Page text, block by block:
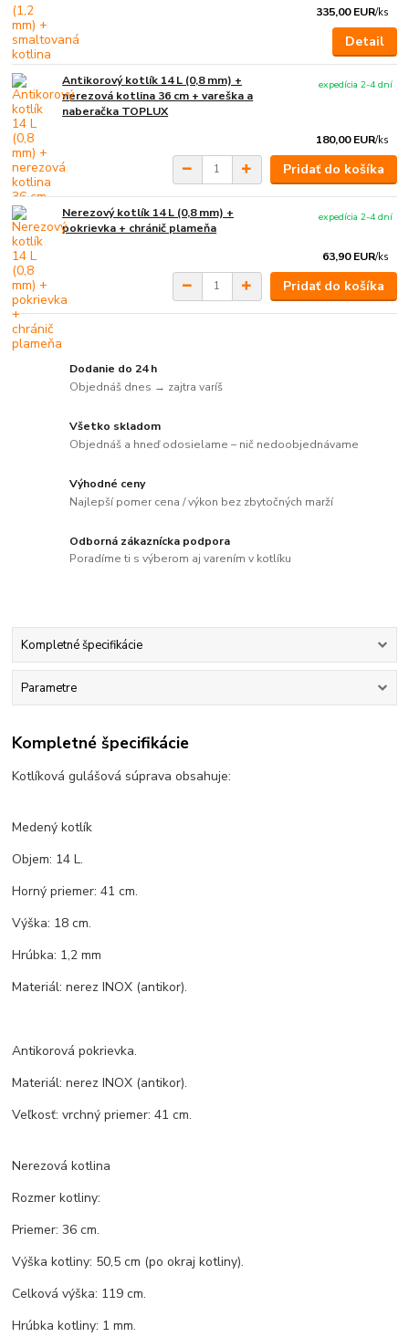
335,00 EUR/ks
Detail
Antikorový kotlík 14 L (0,8 mm) +
nerezová kotlina 36 cm + vareška a
naberačka TOPLUX
180,00 EUR/ks
expedícia 2-4 dní
Pridať do košíka
Nerezový kotlík 14 L (0,8 mm) +
pokrievka + chránič plameňa
63,90 EUR/ks
expedícia 2-4 dní
Pridať do košíka
Dodanie do 24 h
Objednáš dnes → zajtra varíš
Všetko skladom
Objednáš a hneď odosielame – nič nedoobjednávame
Výhodné ceny
Najlepší pomer cena / výkon bez zbytočných marží
Odborná zákaznícka podpora
Poradíme ti s výberom aj varením v kotlíku
Kompletné špecifikácie
Parametre
Kompletné špecifikácie
Kotlíková gulášová súprava obsahuje:
Medený kotlík
Objem: 14 L.
Horný priemer: 41 cm.
Výška: 18 cm.
Hrúbka: 1,2 mm
Materiál: nerez INOX (antikor).
Antikorová pokrievka.
Materiál: nerez INOX (antikor).
Veľkosť: vrchný priemer: 41 cm.
Nerezová kotlina
Rozmer kotliny:
Priemer: 36 cm.
Výška kotliny: 50,5 cm (po okraj kotliny).
Celková výška: 119 cm.
Hrúbka kotliny: 1 mm.